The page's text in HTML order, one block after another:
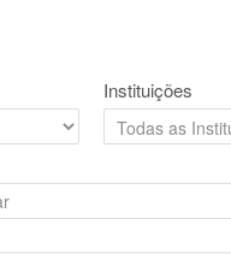
Instituições